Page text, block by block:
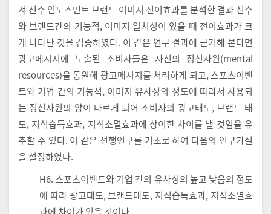
서 선수 인도스먼트 브랜드 이미지 전이효과를 분석한 결과 선수
와 브랜드간의 기능적, 이미지 일치성이 있을 때 전이효과가 크
게 나타난 것을 검증하였다. 이 같은 연구 결과에 근거해 본다면
광고메시지에 노출된 소비자들은 자신의 정신자원(mental
resources)을 동원해 광고메시지를 처리하게 되고, 스포츠이벤
트와 기업 간의 기능적, 이미지 유사성의 정도에 따라서 사용되
는 정신자원의 양이 다르게 되어 소비자의 광고태도, 브랜드 태
도, 지식습득효과, 지식소멸효과에 상이한 차이를 낼 것임을 유
추할 수 있다. 이 같은 선행연구를 기초로 하여 다음의 연구가설
을 설정하였다.
H6. 스포츠이벤트와 기업 간의 유사성의 높고 낮음의 정도
에 따라 광고태도, 브랜드태도, 지식습득효과, 지식소멸효
과에 차이가 있을 것이다.